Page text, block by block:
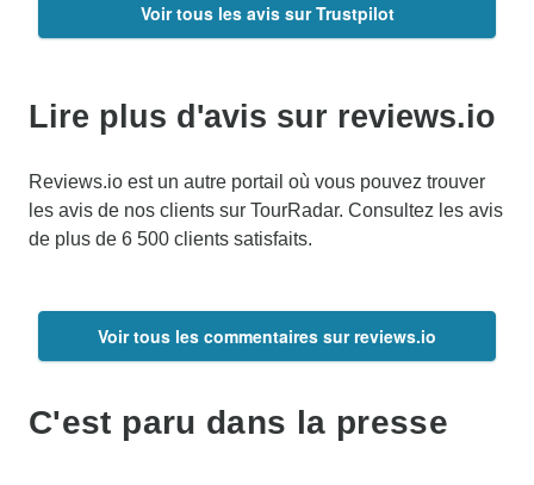
Voir tous les avis sur Trustpilot
Lire plus d'avis sur reviews.io
Reviews.io est un autre portail où vous pouvez trouver
les avis de nos clients sur TourRadar. Consultez les avis
de plus de 6 500 clients satisfaits.
Voir tous les commentaires sur reviews.io
C'est paru dans la presse